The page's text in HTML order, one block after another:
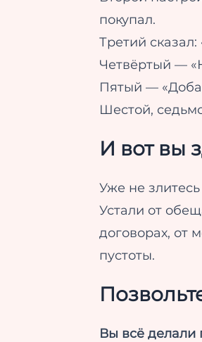
покупал.
Третий
Четвёртый —
Пятый —
Шестой,
И вот вы
Уже не
Устали от
договорах, от
пустоты.
Вы всё делали